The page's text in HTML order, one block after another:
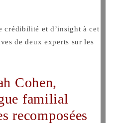
crédibilité et d’insight à cet
de deux experts sur les
familial
recomposées